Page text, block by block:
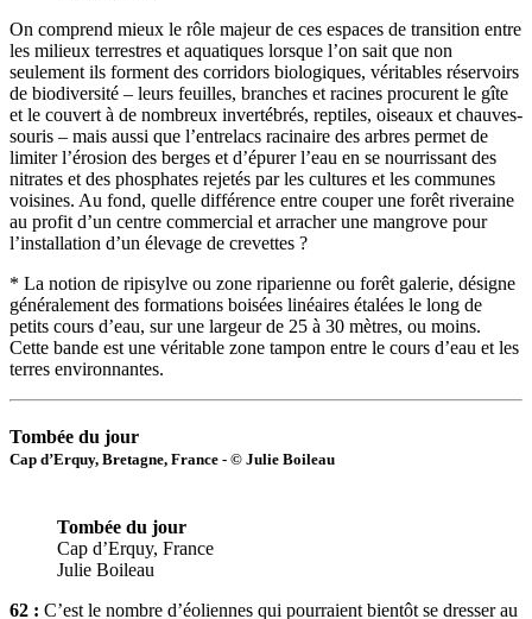
On comprend mieux le rôle majeur de ces espaces de transition entre
les milieux terrestres et aquatiques lorsque l’on sait que non
seulement ils forment des corridors biologiques, véritables réservoirs
de biodiversité – leurs feuilles, branches et racines procurent le gîte
et le couvert à de nombreux invertébrés, reptiles, oiseaux et chauves-
souris – mais aussi que l’entrelacs racinaire des arbres permet de
limiter l’érosion des berges et d’épurer l’eau en se nourrissant des
nitrates et des phosphates rejetés par les cultures et les communes
voisines. Au fond, quelle différence entre couper une forêt riveraine
au profit d’un centre commercial et arracher une mangrove pour
l’installation d’un élevage de crevettes ?
* La notion de ripisylve ou zone riparienne ou forêt galerie, désigne
généralement des formations boisées linéaires étalées le long de
petits cours d’eau, sur une largeur de 25 à 30 mètres, ou moins.
Cette bande est une véritable zone tampon entre le cours d’eau et les
terres environnantes.
Tombée du jour
Cap d’Erquy, Bretagne, France - © Julie Boileau
Tombée du jour
Cap d’Erquy, France
Julie Boileau
62 : C’est le nombre d’éoliennes qui pourraient bientôt se dresser au